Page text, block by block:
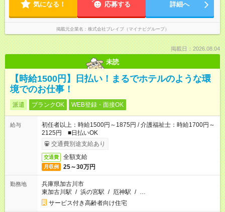
気になる！ 応募する 詳細へ
掲載元企業名 株式会社ブレイブ（マイナビグループ）
掲載日：2026.08.04
未読
【時給1500円】日払い！まるでホテルのような環
境でのお仕事！
派遣 ブランクOK WEB登録・面接OK
給与
初任者以上：時給1500円～1875円 / 介護福祉士：時給1700円～
2125円 ■日払いOK
交通費別途支給あり
交通費 全額支給
月収例 25～30万円
勤務地
兵庫県加古川市
東加古川駅 / 浜の宮駅 / 厄神駅 / …
サービス付き高齢者向け住宅